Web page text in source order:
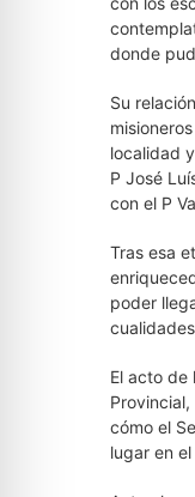
donde
Su
localidad
P José
con el P
Tras esa
poder
El acto de
cómo el
lugar en